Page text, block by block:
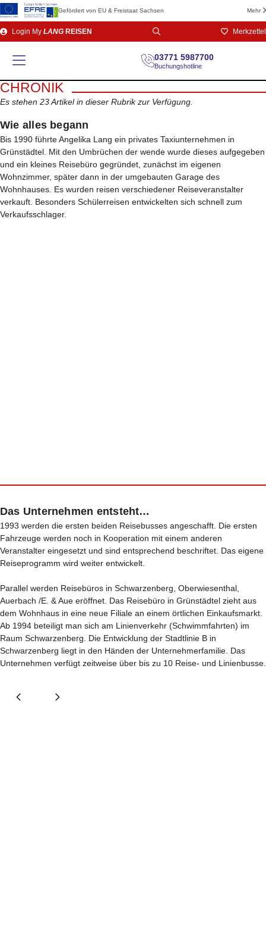
Gefördert von EU & Freistaat Sachsen Mehr
Direkt
zum
Login My LANG REISEN Merkzettel
03771 5987700
Buchungshotline
CHRONIK
Es stehen 23 Artikel in dieser Rubrik zur Verfügung.
Wie alles begann
Bis 1990 führte Angelika Lang ein privates Taxiunternehmen in
Grünstädtel. Mit den Umbrüchen der wende wurde dieses aufgegeben
und ein kleines Reisebüro gegründet, zunächst im eigenen
Wohnzimmer, später dann in der umgebauten Garage des
Wohnhauses. Es wurden reisen verschiedener Reiseveranstalter
verkauft. Besonders Schülerreisen entwickelten sich schnell zum
Verkaufsschlager.
Das Unternehmen entsteht…
1993 werden die ersten beiden Reisebusses angeschafft. Die ersten
Fahrzeuge werden noch in Kooperation mit einem anderen
Veranstalter eingesetzt und sind entsprechend beschriftet. Das eigene
Reiseprogramm wird weiter entwickelt.
Parallel werden Reisebüros in Schwarzenberg, Oberwiesenthal,
Auerbach /E. & Aue eröffnet. Das Reisebüro in Grünstädtel zieht aus
dem Wohnhaus in eine neue Filiale an einem örtlichen Einkaufsmarkt.
Ab 1994 beteiligt man sich am Linienverkehr (Schwimmfahrten) im
Raum Schwarzenberg. Die Entwicklung der Stadtlinie B in
Schwarzenberg liegt in den Händen der Unternehmerfamilie. Das
Unternehmen verfügt zeitweise über bis zu 10 Reise- und Linienbusse.